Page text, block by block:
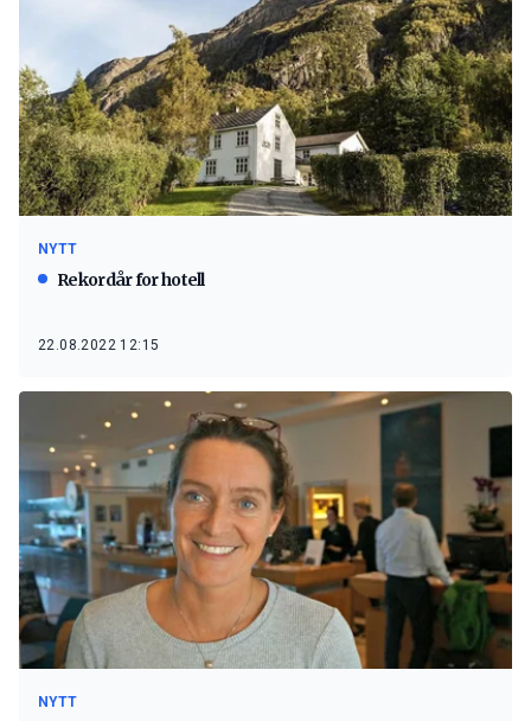
NYTT
Rekordår for hotell
22.08.2022 12:15
NYTT